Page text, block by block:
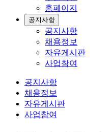
홈페이지
공지사항
공지사항
채용정보
자유게시판
사업참여
공지사항
채용정보
자유게시판
사업참여